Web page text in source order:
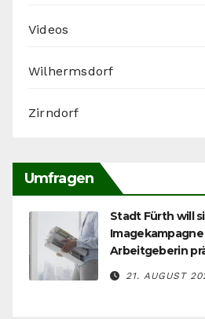
Videos
Wilhermsdorf
Zirndorf
Umfragen
Stadt Fürth will
Arbeitgeberin
21. AUGUST